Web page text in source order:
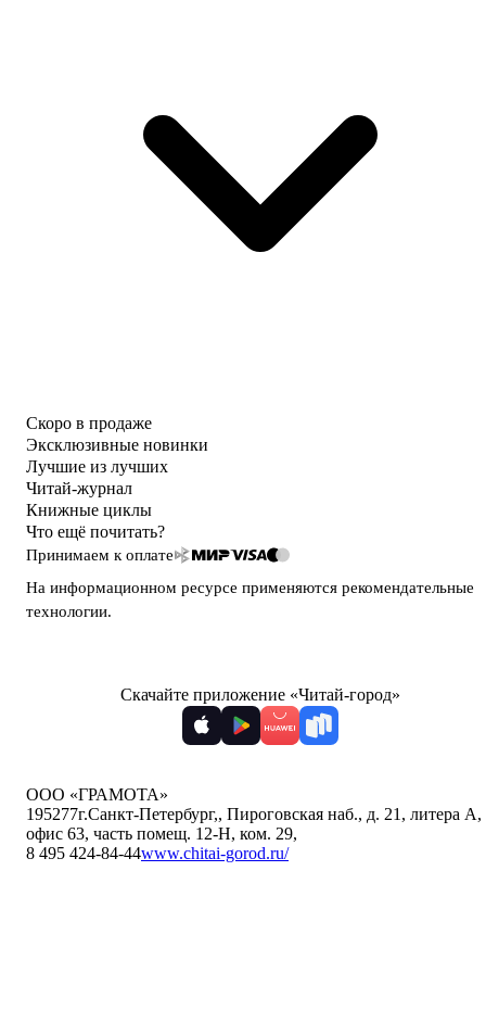
Скоро в продаже
Эксклюзивные новинки
Лучшие из лучших
Читай-журнал
Книжные циклы
Что ещё почитать?
Принимаем к оплате
На информационном ресурсе применяются рекомендательные
технологии.
Скачайте приложение «Читай-город»
ООО «ГРАМОТА»
195277г.Санкт-Петербург,, Пироговская наб., д. 21, литера А,
офис 63, часть помещ. 12-Н, ком. 29,
8 495 424-84-44www.chitai-gorod.ru/